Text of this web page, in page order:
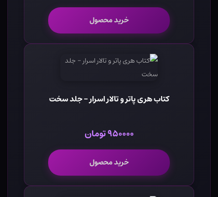
خرید محصول
کتاب هری پاتر و تالار اسرار - جلد سخت
۹۵۰۰۰۰ تومان
خرید محصول